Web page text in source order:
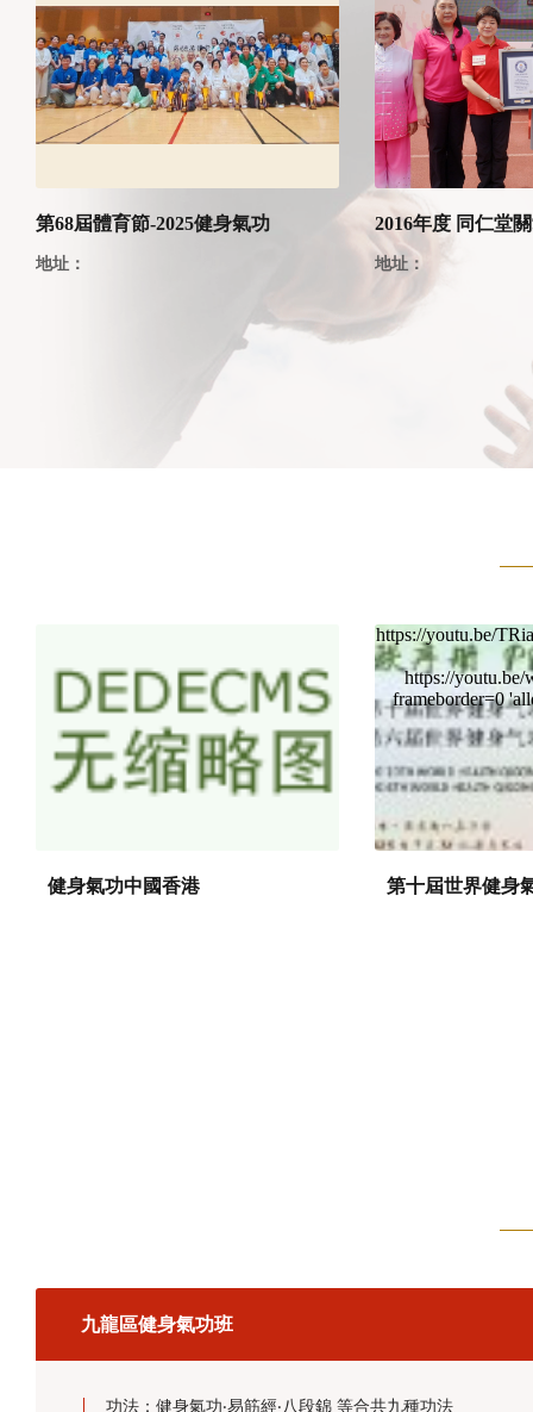
第68屆體育節-2025健身氣功
地址：
2016年度 同仁堂
地址：
健身氣功中國香港
https://
https://
frameborder=0
第十屆世界健身
九龍區健身氣功班
功法：健身氣功‧易筋經‧八段錦 等合共九種功法